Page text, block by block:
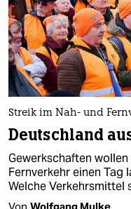
Streik im Nah- und
Deutschland
Gewerkschaften
Fernverkehr einen Tag
Welche Verkehrsmittel